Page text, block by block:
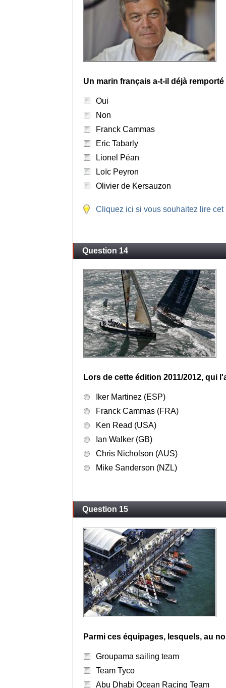
Un marin français a-t-il déjà
Oui
Non
Franck Cammas
Eric Tabarly
Lionel Péan
Loïc Peyron
Olivier de Kersauzon
Cliquez ici si vous souhaitez lire cet
Question 14
Lors de cette édition 2011/2012, qui
Iker Martinez (ESP)
Franck Cammas (FRA)
Ken Read (USA)
Ian Walker (GB)
Chris Nicholson (AUS)
Mike Sanderson (NZL)
Question 15
Parmi ces équipages, lesquels, au
Groupama sailing team
Team Tyco
Abu Dhabi Ocean Racing Team